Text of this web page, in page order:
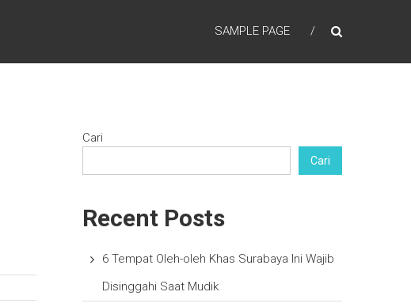
SAMPLE PAGE
Cari
Cari
Recent Posts
6 Tempat Oleh-oleh Khas Surabaya Ini Wajib
Disinggahi Saat Mudik